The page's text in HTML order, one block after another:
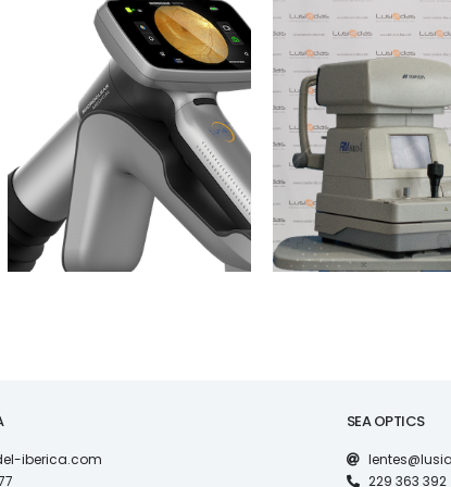
MAQUINARIA
RETINOGRAFO MICRO
CLEAR LUNA
MAQUINARIA
AUTO-
TOPCON
iberica.com
SEA OPTICS
229 363 392